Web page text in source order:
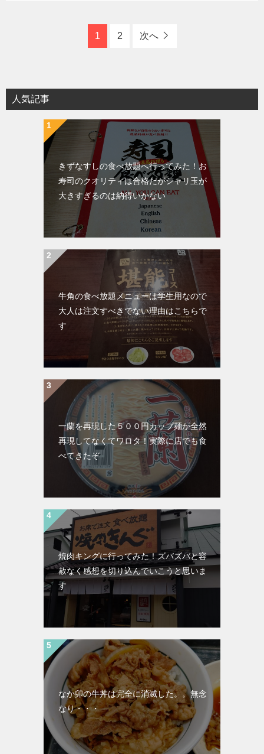
1 2 次へ
人気記事
きずなすしの食べ放題へ行ってみた！お
寿司のクオリティは合格だがシャリ玉が
大きすぎるのは納得いかない
牛角の食べ放題メニューは学生用なので
大人は注文すべきでない理由はこちらで
す
一蘭を再現した５００円カップ麺が全然
再現してなくてワロタ！実際に店でも食
べてきたぞ
焼肉キングに行ってみた！ズバズバと容
赦なく感想を切り込んでいこうと思いま
す
なか卯の牛丼は完全に消滅した。。無念
なり・・・